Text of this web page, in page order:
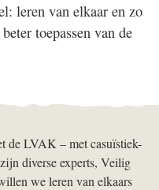
leren van elkaar en zo
toepassen van de
deLVAK – met casuïstiek-
diverse experts, Veilig
we leren van elkaars